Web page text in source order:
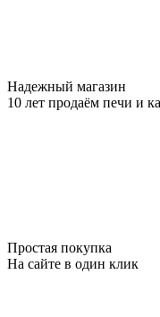
Надежный магазин
10 лет продаём печи и
Простая покупка
На сайте в один клик